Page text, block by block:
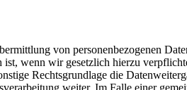
von personenbezogenen
wenn wir gesetzlich hierzu
Rechtsgrundlage die
weiter. Im Falle einer